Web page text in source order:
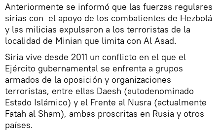
Anteriormente se informó que las fuerzas regulares
sirias con el apoyo de los combatientes de Hezbolá
y las milicias expulsaron a los terroristas de la
localidad de Minian que limita con Al Asad.
Siria vive desde 2011 un conflicto en el que el
Ejército gubernamental se enfrenta a grupos
armados de la oposición y organizaciones
terroristas, entre ellas Daesh (autodenominado
Estado Islámico) y el Frente al Nusra (actualmente
Fatah al Sham), ambas proscritas en Rusia y otros
países.